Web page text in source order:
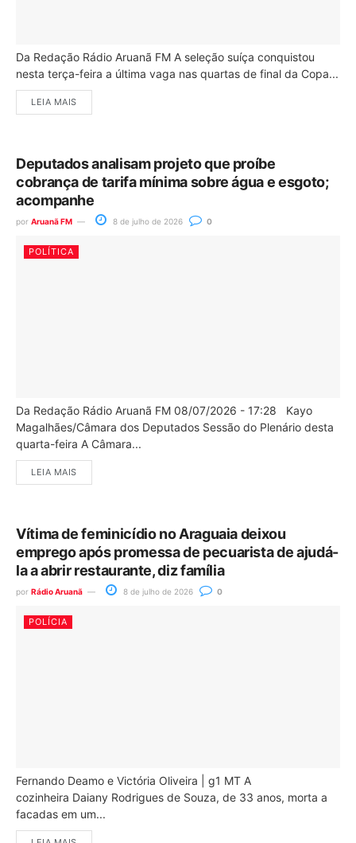
Da Redação Rádio Aruanã FM A seleção suíça conquistou
nesta terça-feira a última vaga nas quartas de final da Copa...
LEIA MAIS
Deputados analisam projeto que proíbe
cobrança de tarifa mínima sobre água e esgoto;
acompanhe
por Aruanã FM 8 de julho de 2026 0
POLÍTICA
Da Redação Rádio Aruanã FM 08/07/2026 - 17:28 Kayo
Magalhães/Câmara dos Deputados Sessão do Plenário desta
quarta-feira A Câmara...
LEIA MAIS
Vítima de feminicídio no Araguaia deixou
emprego após promessa de pecuarista de ajudá-
la a abrir restaurante, diz família
por Rádio Aruanã 8 de julho de 2026 0
POLÍCIA
Fernando Deamo e Victória Oliveira | g1 MT A
cozinheira Daiany Rodrigues de Souza, de 33 anos, morta a
facadas em um...